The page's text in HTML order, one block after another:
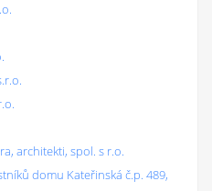
architekti, spol. s r.o.
domu Kateřinská č.p. 489,